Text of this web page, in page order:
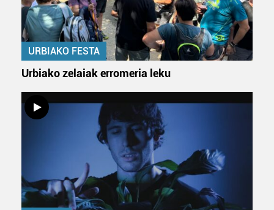
URBIAKO FESTA
Urbiako zelaiak erromeria leku